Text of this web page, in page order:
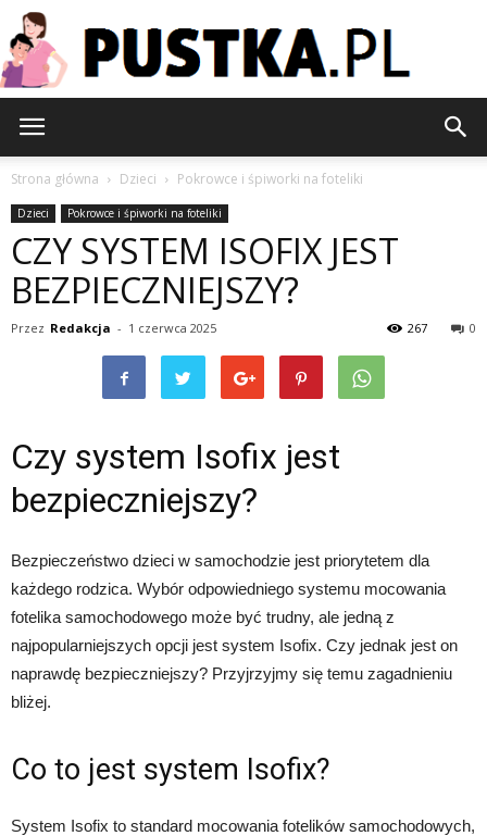
Strona główna Dzieci Pokrowce i śpiworki na foteliki
Dzieci Pokrowce i śpiworki na foteliki
CZY SYSTEM ISOFIX JEST
BEZPIECZNIEJSZY?
Przez Redakcja - 1 czerwca 2025 0
267
Czy system Isofix jest
bezpieczniejszy?
Bezpieczeństwo dzieci w samochodzie jest priorytetem dla
każdego rodzica. Wybór odpowiedniego systemu mocowania
fotelika samochodowego może być trudny, ale jedną z
najpopularniejszych opcji jest system Isofix. Czy jednak jest on
naprawdę bezpieczniejszy? Przyjrzyjmy się temu zagadnieniu
bliżej.
Co to jest system Isofix?
System Isofix to standard mocowania fotelików samochodowych,